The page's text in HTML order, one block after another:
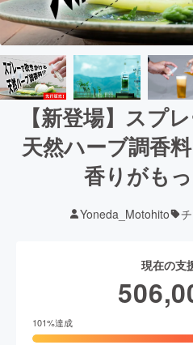
【新登場】スプ
天然ハーブ調香
香りがも
Yoneda_Motohito
現在の支
101%達成